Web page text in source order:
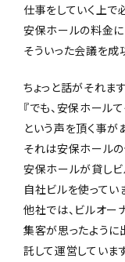
仕事をしていく上で
安保ホールの料金に
そういった会議を成
ちょっと話がそれま
『でも、安保ホール
という声を頂く事が
それは安保ホール
安保ホールが貸しビ
自社ビルを使ってい
他社では、ビルオー
集客が思ったよう
託して運営しています